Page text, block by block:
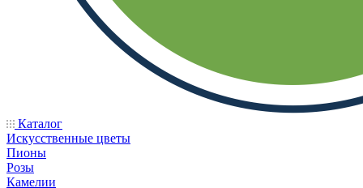
Каталог
Искусственные цветы
Пионы
Розы
Камелии